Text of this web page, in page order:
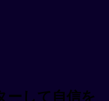
ーして自信を